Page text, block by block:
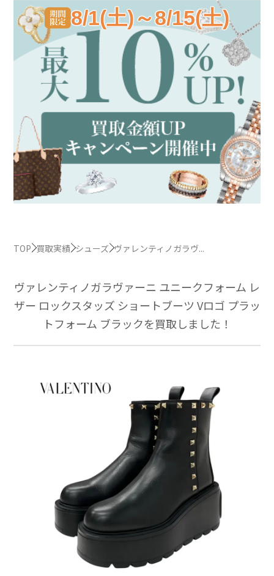
8/1(土)～8/15(土)
TOP 買取実績 シューズ ヴァレンティノガラヴ...
ヴァレンティノガラヴァーニ ユニークフォーム レ
ザー ロックスタッズ ショートブーツ Vロゴ プラッ
トフォーム ブラックを買取しました！